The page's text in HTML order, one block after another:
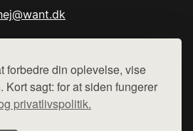
forbedre din oplevelse, vise
sagt: for at siden fungerer
privatlivspolitik.
side - vi henviser til de shops,